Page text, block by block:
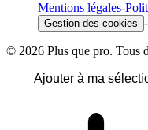
Mentions légales-
Gestion des cookies -
© 2026 Plus que pro. Tous
Ajouter à ma